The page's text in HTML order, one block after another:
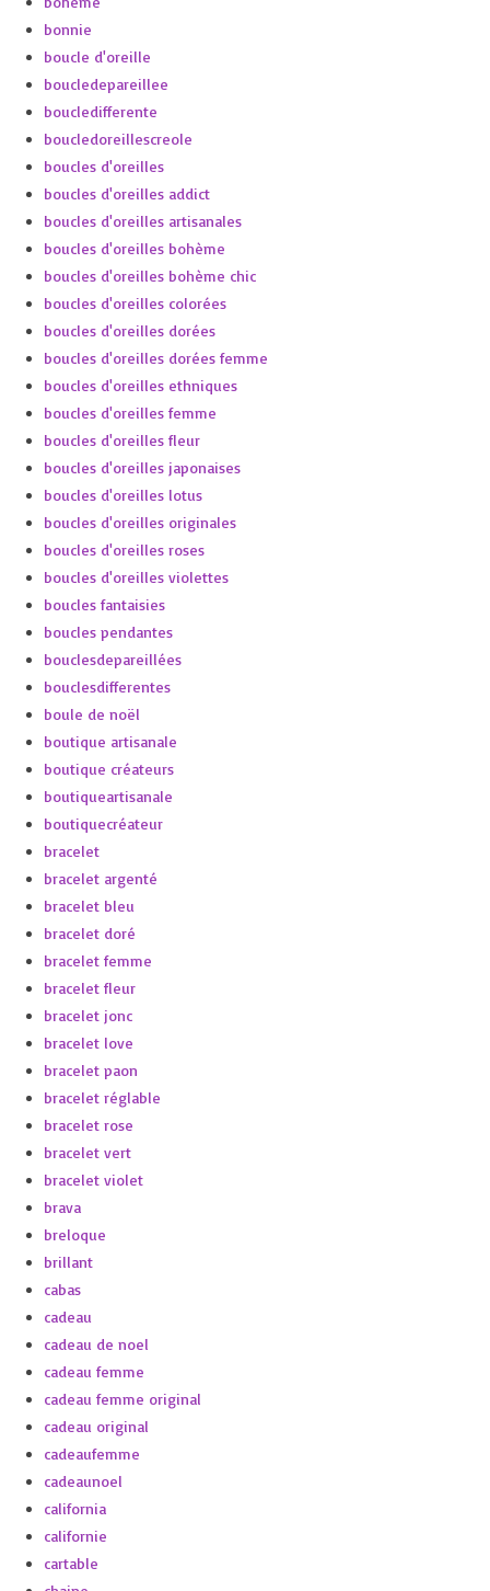
bonnie
boucle d'oreille
boucledepareillee
boucledifferente
boucledoreillescreole
boucles d'oreilles
boucles d'oreilles addict
boucles d'oreilles artisanales
boucles d'oreilles bohème
boucles d'oreilles bohème chic
boucles d'oreilles colorées
boucles d'oreilles dorées
boucles d'oreilles dorées femme
boucles d'oreilles ethniques
boucles d'oreilles femme
boucles d'oreilles fleur
boucles d'oreilles japonaises
boucles d'oreilles lotus
boucles d'oreilles originales
boucles d'oreilles roses
boucles d'oreilles violettes
boucles fantaisies
boucles pendantes
bouclesdepareillées
bouclesdifferentes
boule de noël
boutique artisanale
boutique créateurs
boutiqueartisanale
boutiquecréateur
bracelet
bracelet argenté
bracelet bleu
bracelet doré
bracelet femme
bracelet fleur
bracelet jonc
bracelet love
bracelet paon
bracelet réglable
bracelet rose
bracelet vert
bracelet violet
brava
breloque
brillant
cabas
cadeau
cadeau de noel
cadeau femme
cadeau femme original
cadeau original
cadeaufemme
cadeaunoel
california
californie
cartable